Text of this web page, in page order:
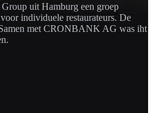
uit Hamburg een groep
individuele restaurateurs. De
met CRONBANK AG was iht